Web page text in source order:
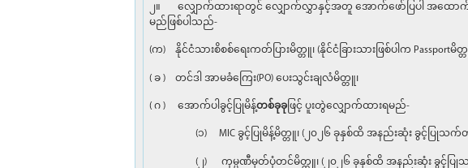
၂။ လျှောက်ထားရာတွင် လျှောက်လွှာနှင့်အတူ အောက်ဖော်ပြပါ အထောက်အထ
မည်ဖြစ်ပါသည်-
(က) နိုင်ငံသားစိစစ်ရေးကတ်ပြားမိတ္တူ၊ (နိုင်ငံခြားသားဖြစ်ပါက
( ခ ) တင်ဒါ အာမခံကြေး(PO) ပေးသွင်းချလံမိတ္တူ၊
( ဂ ) အောက်ပါခွင့်ပြုမိန့်တစ်ခုခု ဖြင့် ပူးတွဲလျှောက်ထားရမည်-
(၁) MIC ခွင့်ပြုမိန့်မိတ္တူ၊ (၂၀၂၆ ခုနှစ်ထိ အနည်းဆုံး ခွင့်ပြုသက်တမ်
(၂) ကုမ္ပဏီမှတ်ပုံတင်မိတ္တူ၊ (၂၀၂၆ ခုနှစ်ထိ အနည်းဆုံး ခွင့်ပြုသက်